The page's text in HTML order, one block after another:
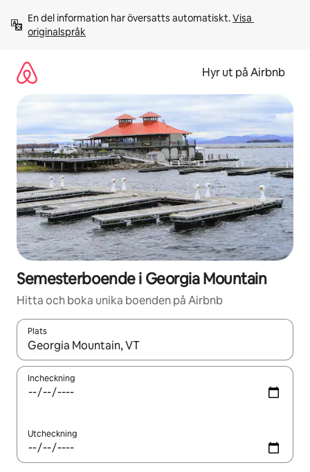
innehåll
En del information har översatts automatiskt. Visa
originalspråk
Hyr ut på Airbnb
Semesterboende i Georgia Mountain
Hitta och boka unika boenden på Airbnb
Plats
När resultaten är tillgängliga kan du navigera med upp- och
Incheckning
Utcheckning